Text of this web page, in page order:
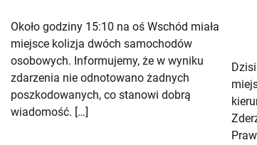
Około godziny 15:10 na oś Wschód miała
miejsce kolizja dwóch samochodów
osobowych. Informujemy, że w wyniku
zdarzenia nie odnotowano żadnych
poszkodowanych, co stanowi dobrą
wiadomość. […]